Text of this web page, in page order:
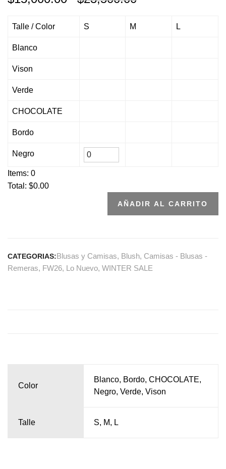
Talle / Color S M L
Blanco
Vison
Verde
CHOCOLATE
Bordo
Negro
Items: 0
Total: $0.00
AÑADIR AL CARRITO
CATEGORIAS:Blusas y Camisas, Blush, Camisas - Blusas -
Remeras, FW26, Lo Nuevo, WINTER SALE
Color
Blanco, Bordo, CHOCOLATE,
Negro, Verde, Vison
Talle S, M, L